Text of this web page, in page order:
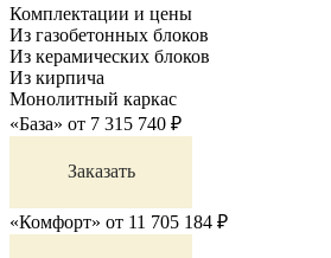
Комплектации и цены
Из газобетонных блоков
Из керамических блоков
Из кирпича
Монолитный каркас
«База» от 7 315 740 ₽
Заказать
«Комфорт» от 11 705 184 ₽